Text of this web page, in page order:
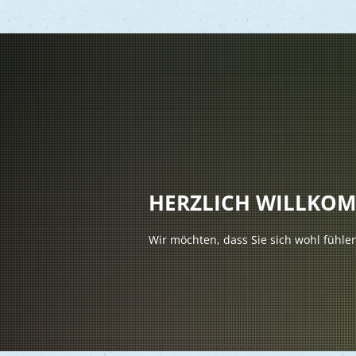
HERZLICH
Wir möchten, dass Sie sich wohl